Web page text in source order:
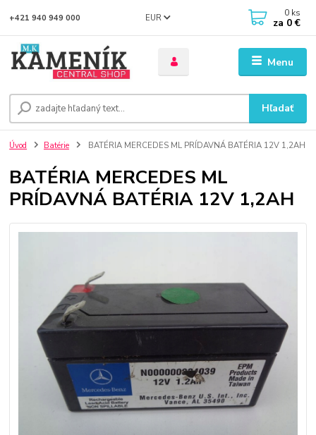
Menu
EUR
Hľadať
+421 940 949 000 0 ks
za 0 €
Úvod Batérie BATÉRIA MERCEDES ML PRÍDAVNÁ BATÉRIA 12V 1,2AH
BATÉRIA MERCEDES ML
PRÍDAVNÁ BATÉRIA 12V 1,2AH